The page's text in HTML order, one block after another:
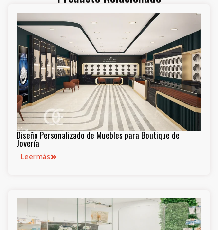
Diseño Personalizado de Muebles para Boutique de
Joyería
Leer más